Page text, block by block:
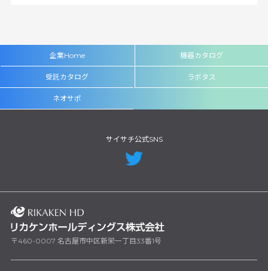
企業Home 機器カタログ
受託カタログ ラボタス
ネオサポ
サイサチ公式SNS
〒460-0007 名古屋市中区新栄一丁目33番1号